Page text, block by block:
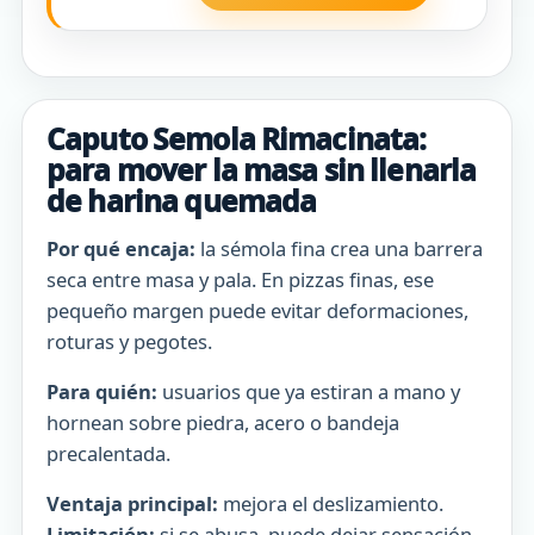
Caputo Semola Rimacinata:
para mover la masa sin llenarla
de harina quemada
Por qué encaja: la sémola fina crea una barrera
seca entre masa y pala. En pizzas finas, ese
pequeño margen puede evitar deformaciones,
roturas y pegotes.
Para quién: usuarios que ya estiran a mano y
hornean sobre piedra, acero o bandeja
precalentada.
Ventaja principal: mejora el deslizamiento.